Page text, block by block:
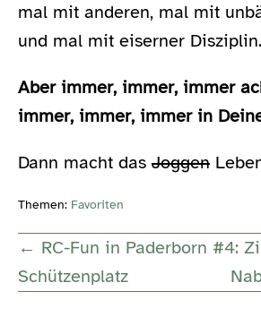
mal mit anderen, mal mit
und mal mit eiserner Disziplin.
Aber immer, immer, immer
immer, immer, immer in
Dann macht das Joggen
Themen: Favoriten
Post
Navigation
← RC-Fun in Paderborn #4:
Schützenplatz